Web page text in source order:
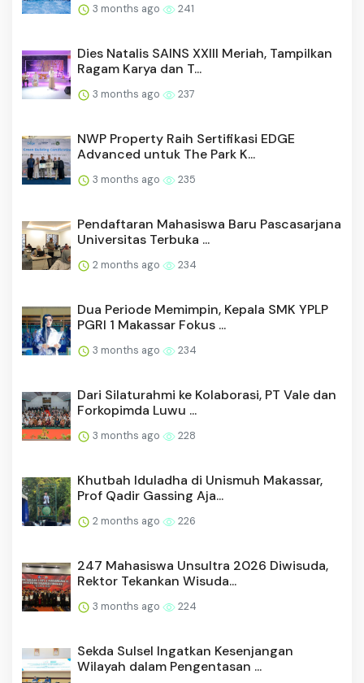
3 months ago 241
Dies Natalis SAINS XXIII Meriah, Tampilkan
Ragam Karya dan T...
3 months ago 237
NWP Property Raih Sertifikasi EDGE
Advanced untuk The Park K...
3 months ago 235
Pendaftaran Mahasiswa Baru Pascasarjana
Universitas Terbuka ...
2 months ago 234
Dua Periode Memimpin, Kepala SMK YPLP
PGRI 1 Makassar Fokus ...
3 months ago 234
Dari Silaturahmi ke Kolaborasi, PT Vale dan
Forkopimda Luwu ...
3 months ago 228
Khutbah Iduladha di Unismuh Makassar,
Prof Qadir Gassing Aja...
2 months ago 226
247 Mahasiswa Unsultra 2026 Diwisuda,
Rektor Tekankan Wisuda...
3 months ago 224
Sekda Sulsel Ingatkan Kesenjangan
Wilayah dalam Pengentasan ...